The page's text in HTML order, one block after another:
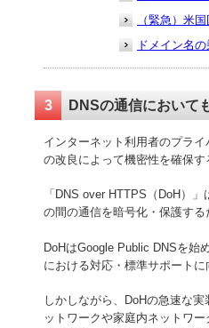
（緊急）米
ドメイン名
3 DNSの通信において
インターネット利用者のプラ
の改良によって機密性を確保
「DNS over HTTPS（DoH）
の間の通信を暗号化・保護す
DoHはGoogle Public DNSを始
における対応・標準サポート
しかしながら、DoHの急速な
ットワークや家庭内ネットワ